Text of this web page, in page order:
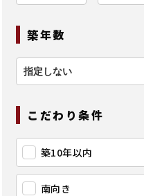
築年数
こだわり条件
築10年以内
南向き